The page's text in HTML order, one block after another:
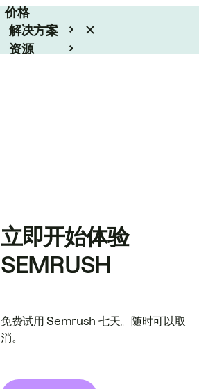
价格
解决方案
资源
立即开始体验
SEMRUSH
免费试用 Semrush 七天。随时可以取
消。